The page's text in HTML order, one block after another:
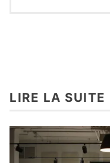
LIRE LA SUITE